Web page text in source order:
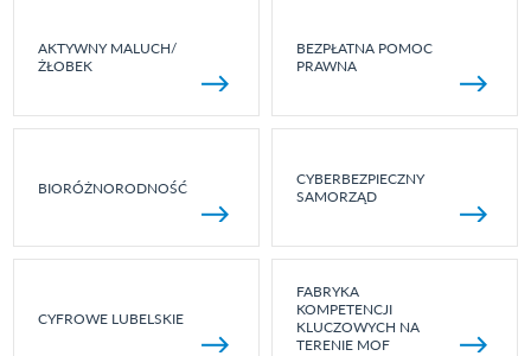
AKTYWNY MALUCH/
ŻŁOBEK
BEZPŁATNA POMOC
PRAWNA
BIORÓŻNORODNOŚĆ
CYBERBEZPIECZNY
SAMORZĄD
CYFROWE LUBELSKIE
FABRYKA
KOMPETENCJI
KLUCZOWYCH NA
TERENIE MOF